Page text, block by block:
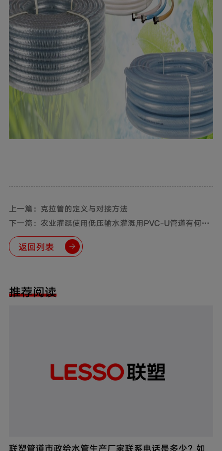
上一篇：克拉管的定义与对接方法
下一篇：农业灌溉使用低压输水灌溉用PVC-U管道有何好
处？
返回列表
推荐阅读
联塑管道市政给水管生产厂家联系电话是多少？如